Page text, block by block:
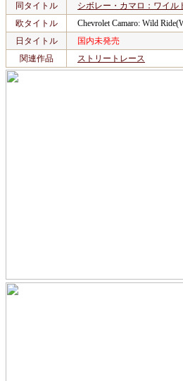
同タイトル
シボレー・カマロ：ワイル
欧タイトル
Chevrolet Camaro: Wild
日タイトル
国内未発売
関連作品
ストリートレース